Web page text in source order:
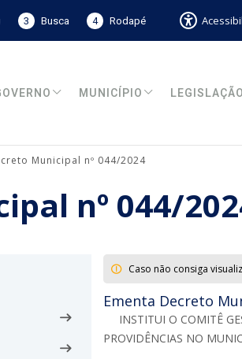
3 Busca 4 Rodapé
MUNICÍPIO LEGISLAÇÃO
Municipal nº 044/2024
nº 044/
Caso não consiga
Ementa Decreto
INSTITUI O COMITÊ
PROVIDÊNCIAS NO